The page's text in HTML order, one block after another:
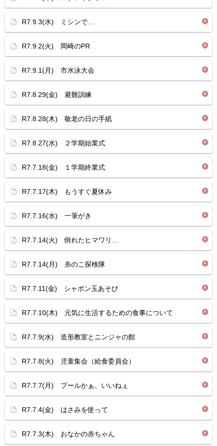
R7.9.3(水) ミシンで…
R7.9.2(火) 岡崎のPR
R7.9.1(月) 市水泳大会
R7.8.29(金) 避難訓練
R7.8.28(木) 敬老の日の手紙
R7.8.27(水) ２学期始業式
R7.7.18(金) １学期終業式
R7.7.17(木) もうすぐ夏休み
R7.7.16(水) 一筆がき
R7.7.14(火) 倒れたヒマワリ…
R7.7.14(月) 糸のこ探検隊
R7.7.11(金) シャボン玉あそび
R7.7.10(木) 元気に生活するための食事について
R7.7.9(水) 造形教室とニンジャの館
R7.7.8(火) 児童集会（給食委員会）
R7.7.7(月) プールかぁ、いいねぇ
R7.7.4(金) はさみを使って
R7.7.3(木) おなかの赤ちゃん